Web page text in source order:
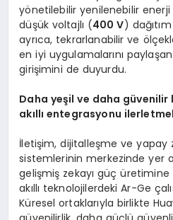
yönetilebilir yenilenebilir enerji
düşük voltajlı (400 V)
ayrıca, tekrarlanabilir ve
en iyi uygulamalarını
girişimini de duyurdu.
Daha yeşil ve daha
akıllı entegrasyonu
İletişim, dijitalleşme ve yapay
sistemlerinin merkezinde yer
gelişmiş zekayı güç
akıllı teknolojilerdeki Ar-Ge
Küresel ortaklarıyla birlikte